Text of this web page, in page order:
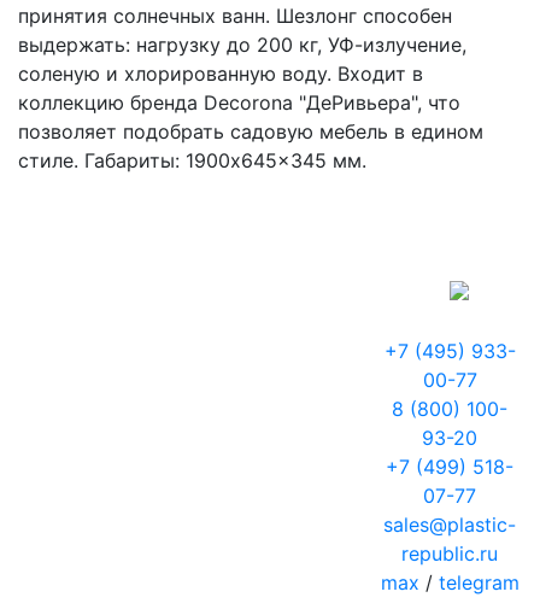
принятия солнечных ванн. Шезлонг способен
выдержать: нагрузку до 200 кг, УФ-излучение,
соленую и хлорированную воду. Входит в
коллекцию бренда Decorona "ДеРивьера", что
позволяет подобрать садовую мебель в едином
стиле. Габариты: 1900x645x345 мм.
+7 (495) 933-
00-77
8 (800) 100-
93-20
+7 (499) 518-
07-77
sales@plastic-
republic.ru
max / telegram